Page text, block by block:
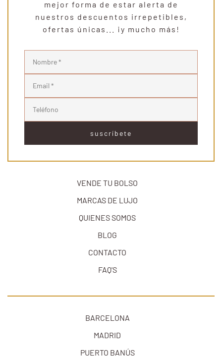
mejor forma de estar alerta de
nuestros descuentos irrepetibles,
ofertas únicas... ¡y mucho más!
VENDE TU BOLSO
MARCAS DE LUJO
QUIENES SOMOS
BLOG
CONTACTO
FAQ'S
BARCELONA
MADRID
PUERTO BANÚS